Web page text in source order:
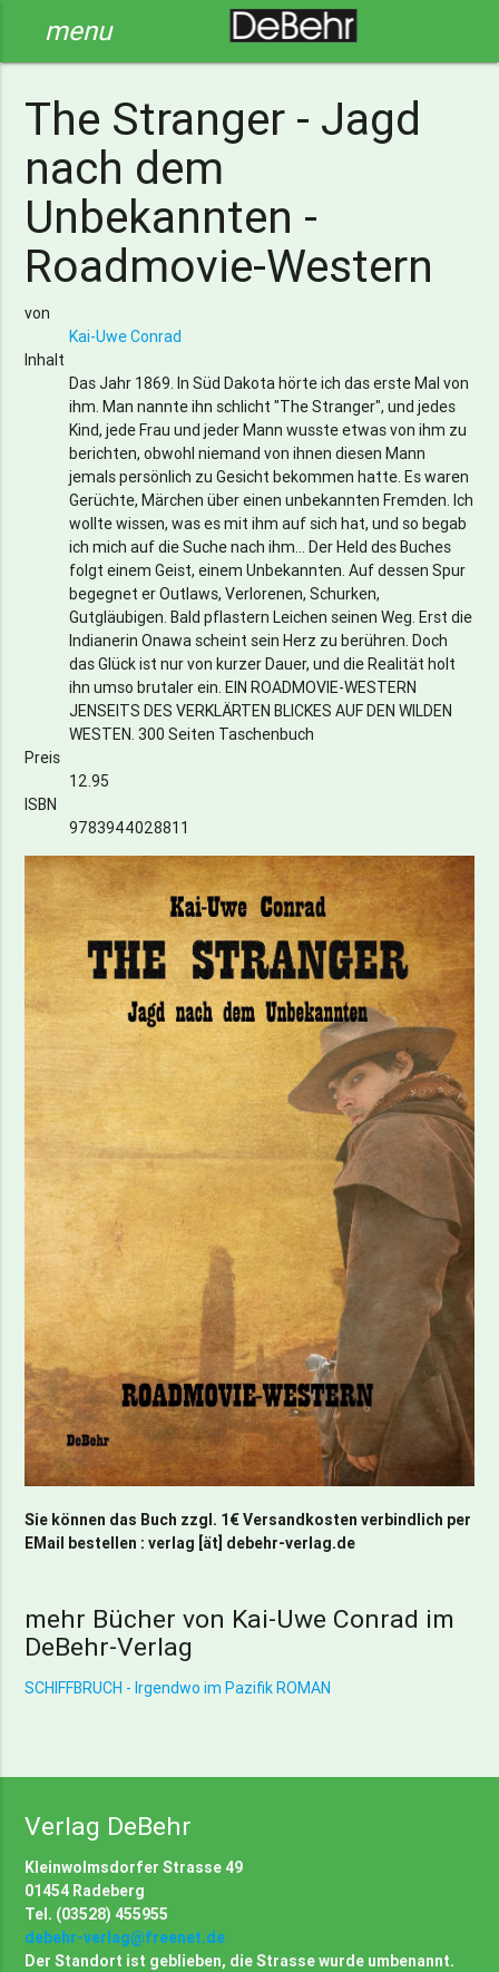
menu
The Stranger - Jagd
nach dem
Unbekannten -
Roadmovie-Western
von
Kai-Uwe Conrad
Inhalt
Das Jahr 1869. In Süd Dakota hörte ich das erste Mal von
ihm. Man nannte ihn schlicht "The Stranger", und jedes
Kind, jede Frau und jeder Mann wusste etwas von ihm zu
berichten, obwohl niemand von ihnen diesen Mann
jemals persönlich zu Gesicht bekommen hatte. Es waren
Gerüchte, Märchen über einen unbekannten Fremden. Ich
wollte wissen, was es mit ihm auf sich hat, und so begab
ich mich auf die Suche nach ihm... Der Held des Buches
folgt einem Geist, einem Unbekannten. Auf dessen Spur
begegnet er Outlaws, Verlorenen, Schurken,
Gutgläubigen. Bald pflastern Leichen seinen Weg. Erst die
Indianerin Onawa scheint sein Herz zu berühren. Doch
das Glück ist nur von kurzer Dauer, und die Realität holt
ihn umso brutaler ein. EIN ROADMOVIE-WESTERN
JENSEITS DES VERKLÄRTEN BLICKES AUF DEN WILDEN
WESTEN. 300 Seiten Taschenbuch
Preis
12.95
ISBN
9783944028811
Sie können das Buch zzgl. 1€ Versandkosten verbindlich per
EMail bestellen : verlag [ät] debehr-verlag.de
mehr Bücher von Kai-Uwe Conrad im
DeBehr-Verlag
SCHIFFBRUCH - Irgendwo im Pazifik ROMAN
Verlag DeBehr
Kleinwolmsdorfer Strasse 49
01454 Radeberg
Tel. (03528) 455955
debehr-verlag@freenet.de
Der Standort ist geblieben, die Strasse wurde umbenannt.